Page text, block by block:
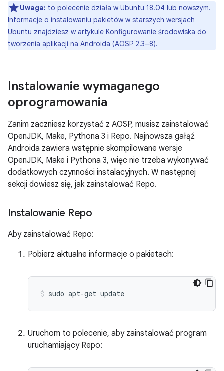
Uwaga: to polecenie działa w Ubuntu 18.04 lub nowszym.
Informacje o instalowaniu pakietów w starszych wersjach
Ubuntu znajdziesz w artykule Konfigurowanie środowiska do
tworzenia aplikacji na Androida (AOSP 2.3–8).
Instalowanie wymaganego
oprogramowania
Zanim zaczniesz korzystać z AOSP, musisz zainstalować
OpenJDK, Make, Pythona 3 i Repo. Najnowsza gałąź
Androida zawiera wstępnie skompilowane wersje
OpenJDK, Make i Pythona 3, więc nie trzeba wykonywać
dodatkowych czynności instalacyjnych. W następnej
sekcji dowiesz się, jak zainstalować Repo.
Instalowanie Repo
Aby zainstalować Repo:
Pobierz aktualne informacje o pakietach:
sudo apt-get update
Uruchom to polecenie, aby zainstalować program
uruchamiający Repo: